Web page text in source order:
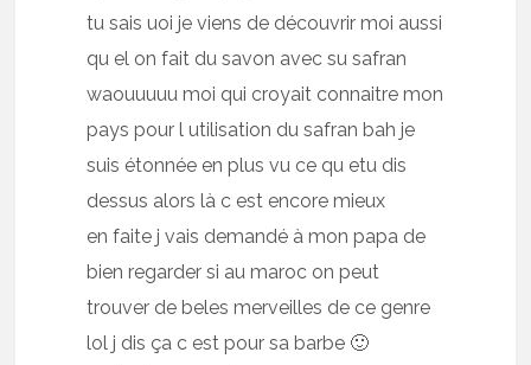
tu sais uoi je viens de découvrir moi aussi
qu el on fait du savon avec su safran
waouuuuu moi qui croyait connaitre mon
pays pour l utilisation du safran bah je
suis étonnée en plus vu ce qu etu dis
dessus alors là c est encore mieux
en faite j vais demandé à mon papa de
bien regarder si au maroc on peut
trouver de beles merveilles de ce genre
lol j dis ça c est pour sa barbe 🙂